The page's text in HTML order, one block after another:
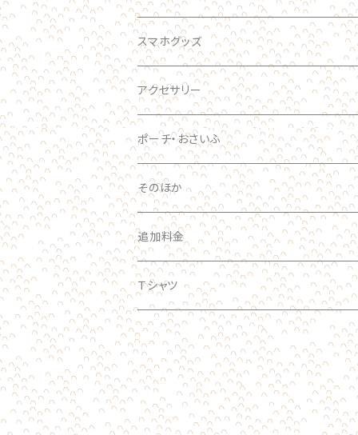
ブローチ
おおきい
キーホルダー
スマホグッズ
スマホケース
手帳型ケース
スマホリング
アクセサリー
ポーチ・おさいふ
そのほか
追加料金
Ｔシャツ